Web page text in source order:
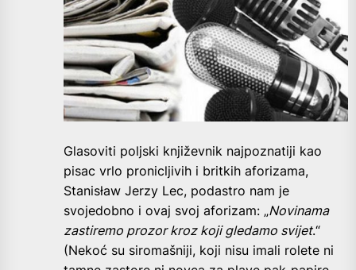
Glasoviti poljski književnik najpoznatiji kao
pisac vrlo pronicljivih i britkih aforizama,
Stanisław Jerzy Lec, podastro nam je
svojedobno i ovaj svoj aforizam: „Novinama
zastiremo prozor kroz koji gledamo svijet.“
(Nekoć su siromašniji, koji nisu imali rolete ni